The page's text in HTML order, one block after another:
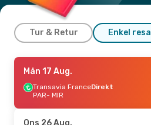
Tur & Retur Enkel resa
Tors 10 Sep.
Transavia FranceDirekt
PAR- MIR
MIR- PAR
Mån 17 Aug.
Transavia FranceDirekt
PAR- MIR
Ons 26 Aug.